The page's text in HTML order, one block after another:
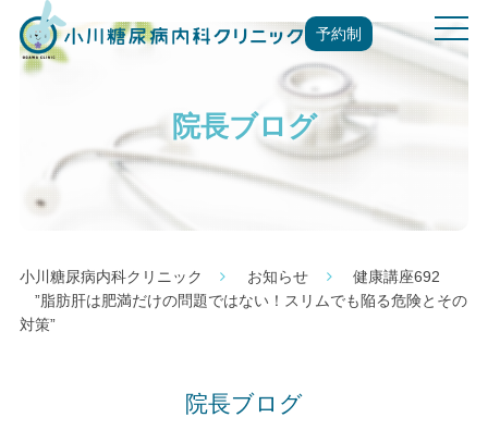
予約制
t
o
g
院長ブログ
小川糖尿病内科クリニック お知らせ
健康講座692
”脂肪肝は肥満だけの問題ではない！スリムでも陥る危険とその
対策”
院長ブログ